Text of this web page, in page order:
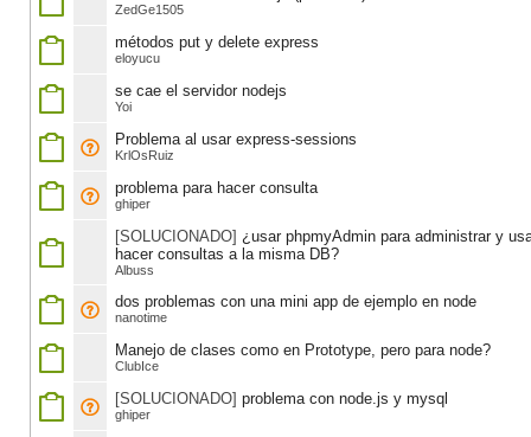
ZedGe1505
métodos put y delete express
eloyucu
se cae el servidor nodejs
Yoi
Problema al usar express-sessions
KrlOsRuiz
problema para hacer consulta
ghiper
[SOLUCIONADO] ¿usar phpmyAdmin para administrar y
hacer consultas a la misma DB?
Albuss
dos problemas con una mini app de ejemplo en node
nanotime
Manejo de clases como en Prototype, pero para node?
ClubIce
[SOLUCIONADO] problema con node.js y mysql
ghiper